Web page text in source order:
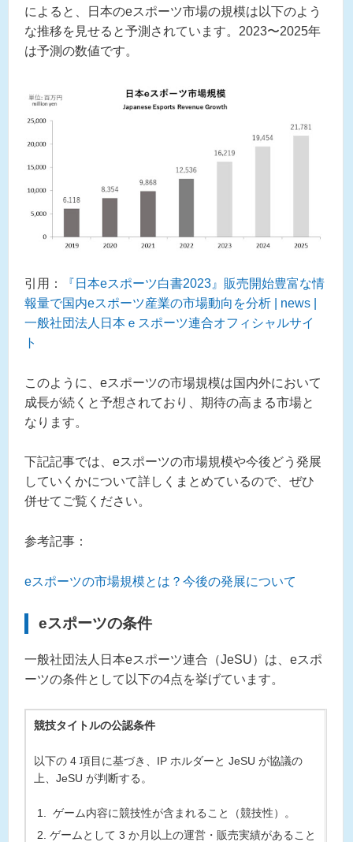
によると、日本のeスポーツ市場の規模は以下のよう
な推移を見せると予測されています。2023〜2025年
は予測の数値です。
引用：
『日本eスポーツ白書2023』販売開始豊富な情
報量で国内eスポーツ産業の市場動向を分析 | news |
一般社団法人日本ｅスポーツ連合オフィシャルサイ
ト
このように、eスポーツの市場規模は国内外において
成長が続くと予想されており、期待の高まる市場と
なります。
下記記事では、eスポーツの市場規模や今後どう発展
していくかについて詳しくまとめているので、ぜひ
併せてご覧ください。
参考記事：
eスポーツの市場規模とは？今後の発展について
eスポーツの条件
一般社団法人日本eスポーツ連合（JeSU）は、eスポ
ーツの条件として以下の4点を挙げています。
競技タイトルの公認条件
以下の 4 項目に基づき、IP ホルダーと JeSU が協議の
上、JeSU が判断する。
ゲーム内容に競技性が含まれること（競技性）。
ゲームとして 3 か月以上の運営・販売実績があること